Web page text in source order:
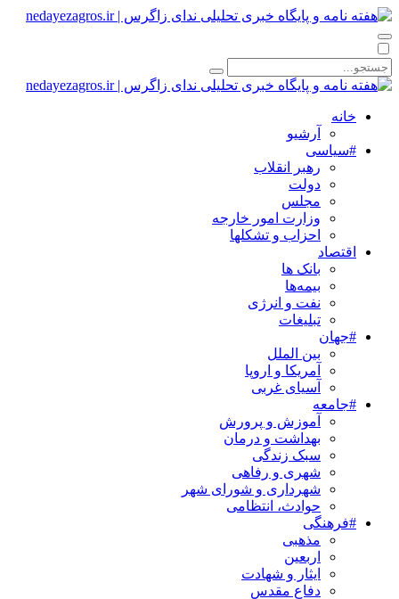
خانه
آرشیو
#سیاسی
رهبر انقلاب
دولت
مجلس
وزارت امور خارجه
احزاب و تشکلها
اقتصاد
بانک ها
بیمه‌ها
نفت و انرژی
تبلیغات
#جهان
بین الملل
آمریکا و اروپا
آسیای غربی
#جامعه
آموزش و پرورش
بهداشت و درمان
سبک زندگی
شهری و رفاهی
شهرداری و شورای شهر
حوادث، انتظامی
#فرهنگی
مذهبی
اربعین
ایثار و شهادت
دفاع مقدس